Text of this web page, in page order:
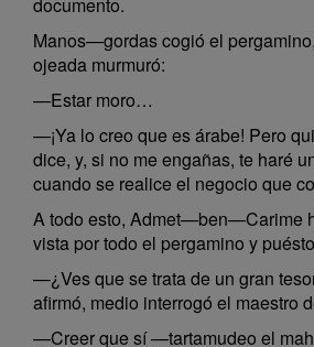
Manos—gordas cogió el
ojeada murmuró:
—Estar moro…
—¡Ya lo creo que es árabe! Pero
dice, y, si no me engañas, te haré
cuando se realice el negocio que
A todo esto, Admet—ben—Carime
vista por todo el pergamino y
—¿Ves que se trata de un gran
afirmó, medio interrogó el maestro
—Creer que sí —tartamudeo el